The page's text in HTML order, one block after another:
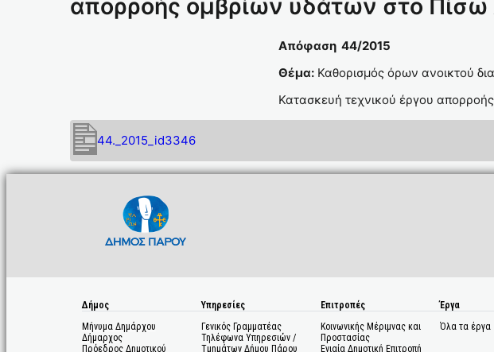
απορροής ομβρίων υδάτων στο Πίσω
Απόφαση 44/
Θέμα: Καθορισμός όρων ανοικτού
Κατασκευή τεχνικού έργου
44._2015_id3346
Δήμος
Μήνυμα Δημάρχου
Δήμαρχος
Πρόεδρος Δημοτικού
Υπηρεσίες
Γενικός Γραμματέας
Τηλέφωνα Υπηρεσιών /
Τμημάτων Δήμου Πάρου
Επιτροπές
Κοινωνικής Μέριμνας και
Προστασίας
Ενιαία Δημοτική Επιτροπή
Έργα
Όλα τα έργα